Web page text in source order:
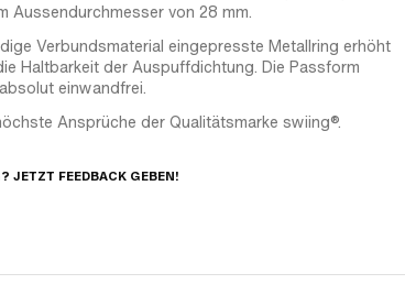
Aussendurchmesser von 28 mm.
Verbundsmaterial eingepresste Metallring erhöht
Haltbarkeit der Auspuffdichtung. Die Passform
einwandfrei.
Ansprüche der Qualitätsmarke swiing®.
JETZT FEEDBACK GEBEN!